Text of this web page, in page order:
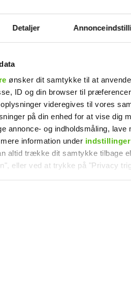
Detaljer
ønsker dit samtykke til at
ID og din browser til
videregives til vores
på din enhed for at vise dig
annonce- og indholdsmåling, lave
information under indstillinger
altid trække dit samtykke tilbage
eller ved at trykke på "Privacy
og cookies fra tredjeparter til at
dine præferencer samt til brug
under indbrud: Vil